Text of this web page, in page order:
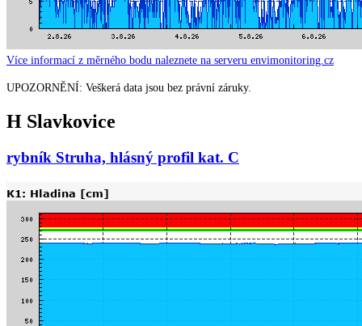
Více informací z měrného bodu naleznete na serveru envimonitoring.cz
UPOZORNĚNÍ: Veškerá data jsou bez právní záruky.
H Slavkovice
rybník Struha, hlásný profil kat. C